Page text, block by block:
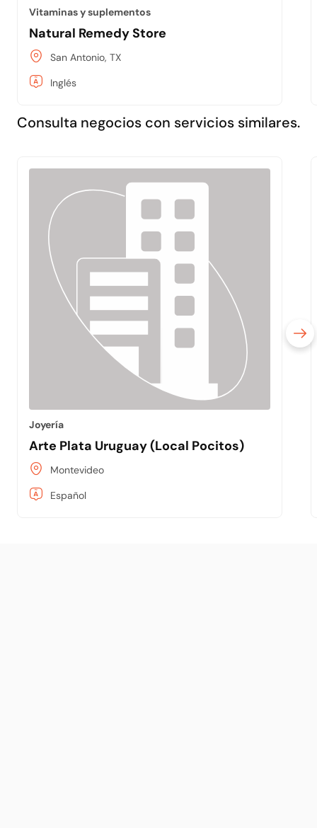
Vitaminas y suplementos
Natural Remedy Store
San Antonio, TX
Inglés
Consulta negocios con servicios similares.
Joyería
Arte Plata Uruguay (Local Pocitos)
Montevideo
Español